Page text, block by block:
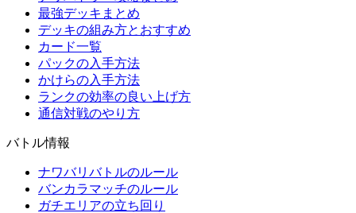
最強デッキまとめ
デッキの組み方とおすすめ
カード一覧
パックの入手方法
かけらの入手方法
ランクの効率の良い上げ方
通信対戦のやり方
バトル情報
ナワバリバトルのルール
バンカラマッチのルール
ガチエリアの立ち回り